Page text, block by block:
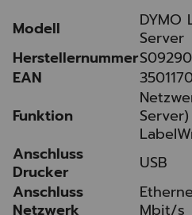
Modell
DYMO
Server
Herstellernummer
EAN
Funktion
Anschluss
Drucker
USB
Anschluss
Netzwerk
Mbit/s